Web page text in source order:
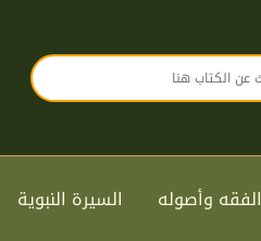
الفقه وأصوله السيرة النبوية